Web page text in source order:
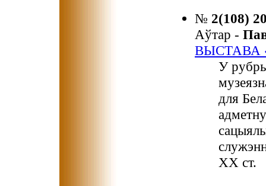
№ 2(108)
Аўтар -
ВЫСТАВА
У
для
ХХ ст.